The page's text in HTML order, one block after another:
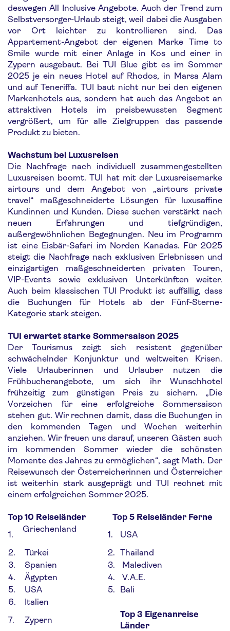
deswegen All Inclusive Angebote. Auch der Trend zum
Selbstversorger-Urlaub steigt, weil dabei die Ausgaben
vor Ort leichter zu kontrollieren sind. Das
Appartement-Angebot der eigenen Marke Time to
Smile wurde mit einer Anlage in Kos und einer in
Zypern ausgebaut. Bei TUI Blue gibt es im Sommer
2025 je ein neues Hotel auf Rhodos, in Marsa Alam
und auf Teneriffa. TUI baut nicht nur bei den eigenen
Markenhotels aus, sondern hat auch das Angebot an
attraktiven Hotels im preisbewussten Segment
vergrößert, um für alle Zielgruppen das passende
Produkt zu bieten.
Wachstum bei Luxusreisen
Die Nachfrage nach individuell zusammengestellten
Luxusreisen boomt. TUI hat mit der Luxusreisemarke
airtours und dem Angebot von „airtours private
travel“ maßgeschneiderte Lösungen für luxusaffine
Kundinnen und Kunden. Diese suchen verstärkt nach
neuen Erfahrungen und tiefgründigen,
außergewöhnlichen Begegnungen. Neu im Programm
ist eine Eisbär-Safari im Norden Kanadas. Für 2025
steigt die Nachfrage nach exklusiven Erlebnissen und
einzigartigen maßgeschneiderten privaten Touren,
VIP-Events sowie exklusiven Unterkünften weiter.
Auch beim klassischen TUI Produkt ist auffällig, dass
die Buchungen für Hotels ab der Fünf-Sterne-
Kategorie stark steigen.
TUI erwartet starke Sommersaison 2025
Der Tourismus zeigt sich resistent gegenüber
schwächelnder Konjunktur und weltweiten Krisen.
Viele Urlauberinnen und Urlauber nutzen die
Frühbucherangebote, um sich ihr Wunschhotel
frühzeitig zum günstigen Preis zu sichern. „Die
Vorzeichen für eine erfolgreiche Sommersaison
stehen gut. Wir rechnen damit, dass die Buchungen in
den kommenden Tagen und Wochen weiterhin
anziehen. Wir freuen uns darauf, unseren Gästen auch
im kommenden Sommer wieder die schönsten
Momente des Jahres zu ermöglichen“, sagt Math. Der
Reisewunsch der Österreicherinnen und Österreicher
ist weiterhin stark ausgeprägt und TUI rechnet mit
einem erfolgreichen Sommer 2025.
Top 10 Reiseländer Top 5 Reiseländer Ferne
1.
Griechenland
1.
USA
2.
Türkei 2. Thailand
3.
Spanien 3.
Malediven
4.
Ägypten 4.
V.A.E.
5.
USA 5.
Bali
6.
Italien
7.
Zypern
Top 3 Eigenanreise
Länder